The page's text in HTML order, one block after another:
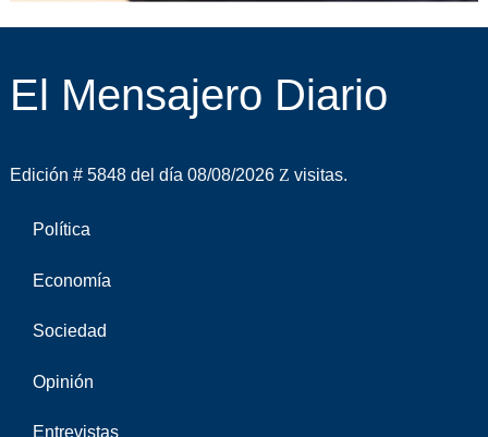
El Mensajero Diario
Edición # 5848 del día 08/08/2026 visitas.
Política
Economía
Sociedad
Opinión
Entrevistas